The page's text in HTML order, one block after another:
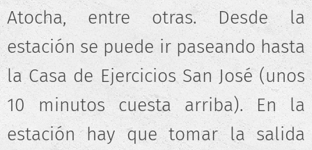
Atocha, entre otras. Desde la
estación se puede ir paseando hasta
la Casa de Ejercicios San José (unos
10 minutos cuesta arriba). En la
estación hay que tomar la salida